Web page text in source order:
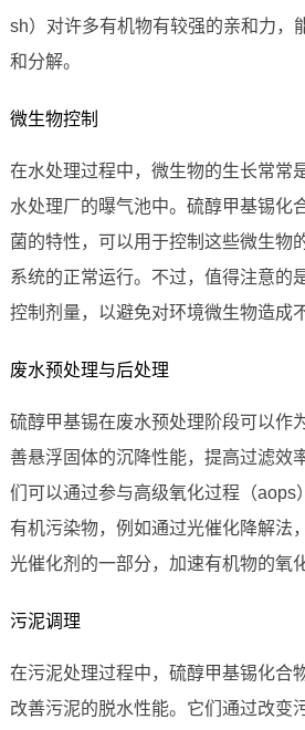
sh）对许多有机物有较强的亲和力，
和分解。
微生物控制
在水处理过程中，微生物的生长常常
水处理厂的曝气池中。硫醇甲基锡化
菌的特性，可以用于控制这些微生物
系统的正常运行。不过，值得注意的
控制剂量，以避免对环境微生物造成
废水预处理与后处理
硫醇甲基锡在废水预处理阶段可以作
善悬浮固体的沉降性能，提高过滤效
们可以通过参与高级氧化过程（aops
有机污染物，例如通过光催化降解法
光催化剂的一部分，加速有机物的氧
污泥调理
在污泥处理过程中，硫醇甲基锡化合
改善污泥的脱水性能。它们通过改变